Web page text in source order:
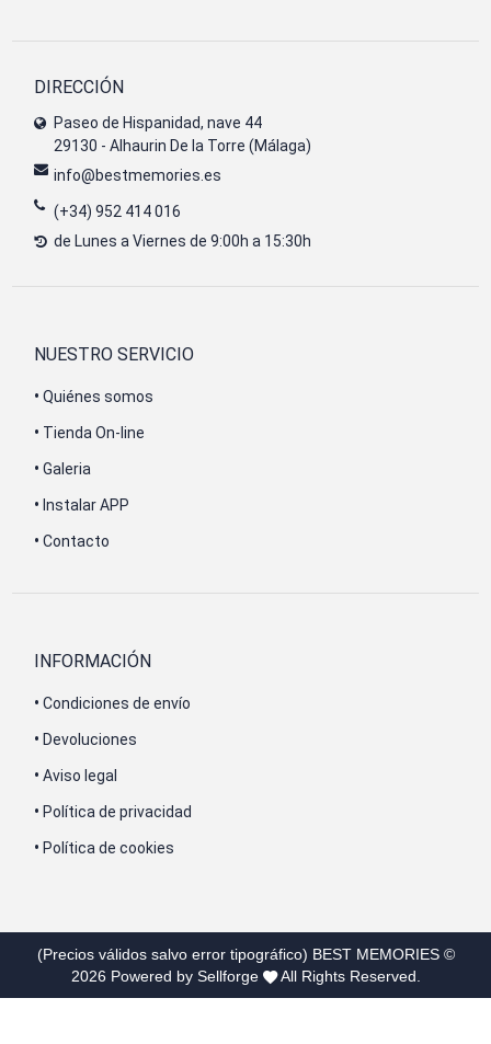
DIRECCIÓN
Paseo de Hispanidad, nave 44
29130 - Alhaurin De la Torre (Málaga)
info@bestmemories.es
(+34) 952 414 016
de Lunes a Viernes de 9:00h a 15:30h
NUESTRO SERVICIO
• Quiénes somos
• Tienda On-line
• Galeria
• Instalar APP
• Contacto
INFORMACIÓN
• Condiciones de envío
• Devoluciones
• Aviso legal
• Política de privacidad
• Política de cookies
(Precios válidos salvo error tipográfico) BEST MEMORIES©
2026 Powered by Sellforge All Rights Reserved.